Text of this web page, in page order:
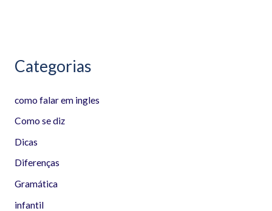
Categorias
como falar em ingles
Como se diz
Dicas
Diferenças
Gramática
infantil